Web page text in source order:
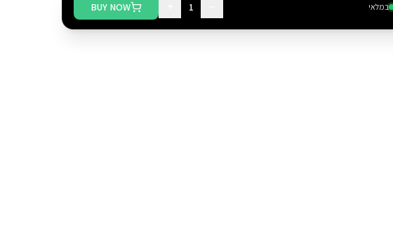
במלאי 1
BUY NOW